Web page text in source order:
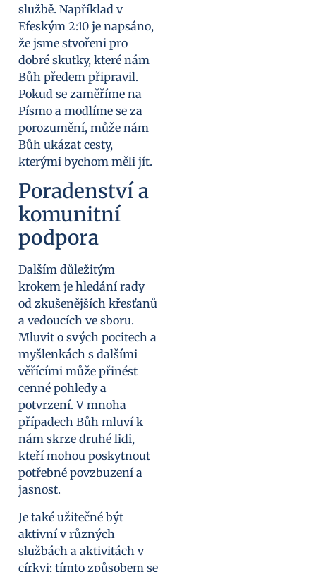
službě. Například v
Efeským 2:10 je napsáno,
že jsme stvořeni pro
dobré skutky, které nám
Bůh předem připravil.
Pokud se zaměříme na
Písmo a modlíme se za
porozumění, může nám
Bůh ukázat cesty,
kterými bychom měli jít.
Poradenství a
komunitní
podpora
Dalším důležitým
krokem je hledání rady
od zkušenějších křesťanů
a vedoucích ve sboru.
Mluvit o svých pocitech a
myšlenkách s dalšími
věřícími může přinést
cenné pohledy a
potvrzení. V mnoha
případech Bůh mluví k
nám skrze druhé lidi,
kteří mohou poskytnout
potřebné povzbuzení a
jasnost.
Je také užitečné být
aktivní v různých
službách a aktivitách v
církvi; tímto způsobem se